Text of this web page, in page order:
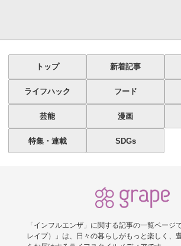
トップ 新着記事
ライフハック フード
芸能 漫画
特集・連載 SDGs
「インフルエンザ」に関する記事の一覧ページ
レイプ）」は、日々の暮らしがもっと楽しく、